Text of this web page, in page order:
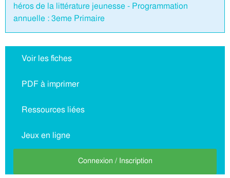
héros de la littérature jeunesse - Programmation
annuelle : 3eme Primaire
Voir les fiches
PDF à imprimer
Ressources liées
Jeux en ligne
Connexion / Inscription